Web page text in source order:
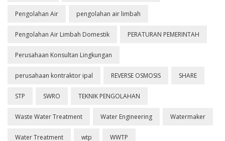
Pengolahan Air pengolahan air limbah
Pengolahan Air Limbah Domestik PERATURAN PEMERINTAH
Perusahaan Konsultan Lingkungan
perusahaan kontraktor ipal REVERSE OSMOSIS SHARE
STP SWRO TEKNIK PENGOLAHAN
Waste Water Treatment Water Engineering Watermaker
Water Treatment wtp WWTP